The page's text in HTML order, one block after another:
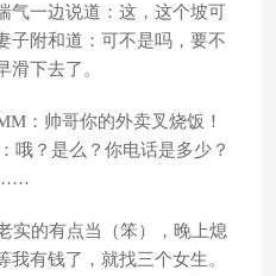
气一边说道：这，这个坡可
子附和道：可不是吗，要不
滑下去了。
：帅哥你的外卖叉烧饭！
？是么？你电话是多少？
……
实的有点当（笨），晚上熄
有钱了，就找三个女生。